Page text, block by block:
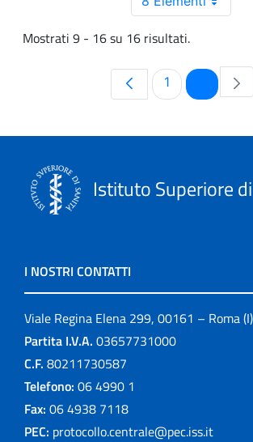
Mostrati 9 - 16 su 16 risultati.
Pagina
1 Pagina
Istituto Superiore
I NOSTRI CONTATTI
Viale Regina Elena 299, 00161 – Roma (I)
Partita I.V.A. 03657731000
C.F. 80211730587
Telefono: 06 4990 1
Fax: 06 4938 7118
PEC: protocollo.centrale@pec.iss.it